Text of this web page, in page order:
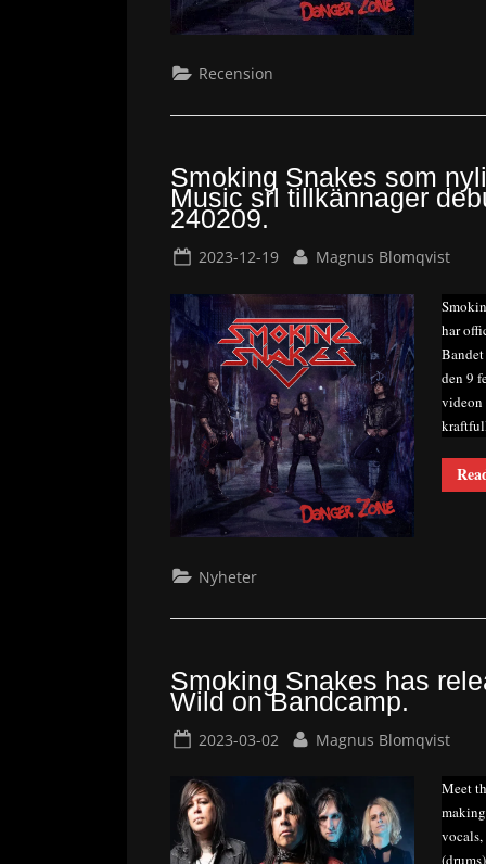
Recension
Smoking Snakes som
Music srl tillkännager
240209.
Posted
2023-12-19 By
Magnus Blomqvist
har
den 9
videon
Nyheter
Smoking Snakes has
Wild on Bandcamp.
Posted
2023-03-02 By
Magnus Blomqvist
Meet